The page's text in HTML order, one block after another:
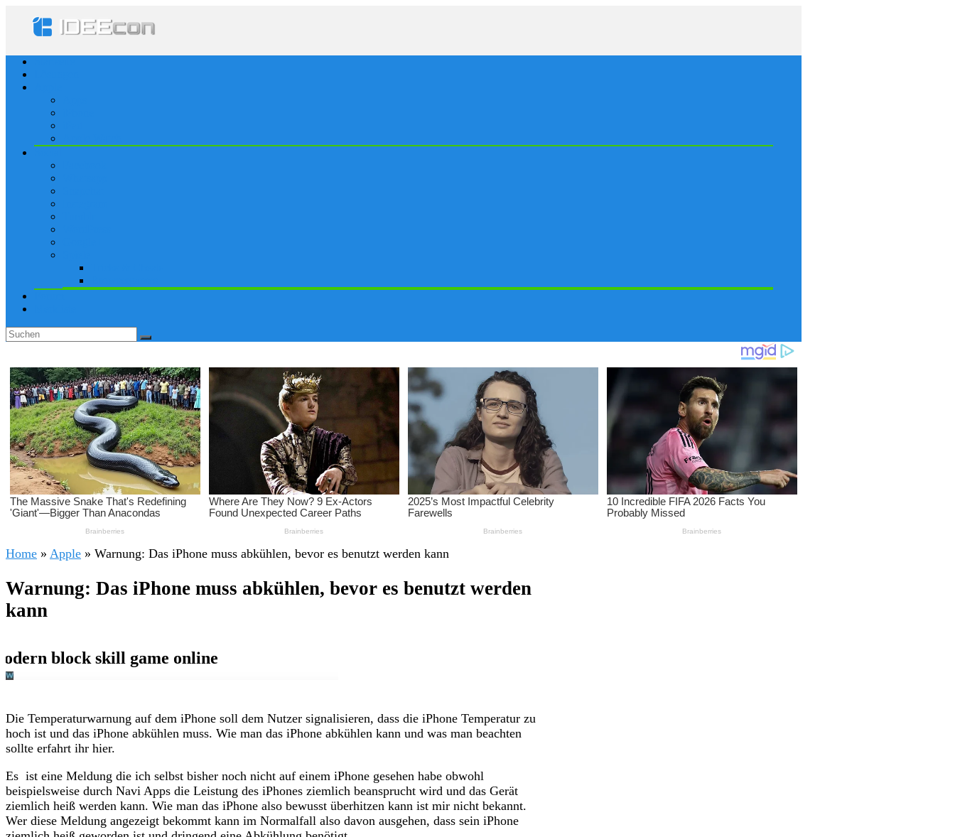
Home » Apple » Warnung: Das iPhone muss abkühlen, bevor es benutzt werden kann
Warnung: Das iPhone muss abkühlen, bevor es benutzt werden
kann
Die Temperaturwarnung auf dem iPhone soll dem Nutzer signalisieren, dass die iPhone Temperatur zu
hoch ist und das iPhone abkühlen muss. Wie man das iPhone abkühlen kann und was man beachten
sollte erfahrt ihr hier.
Es ist eine Meldung die ich selbst bisher noch nicht auf einem iPhone gesehen habe obwohl
beispielsweise durch Navi Apps die Leistung des iPhones ziemlich beansprucht wird und das Gerät
ziemlich heiß werden kann. Wie man das iPhone also bewusst überhitzen kann ist mir nicht bekannt.
Wer diese Meldung angezeigt bekommt kann im Normalfall also davon ausgehen, dass sein iPhone